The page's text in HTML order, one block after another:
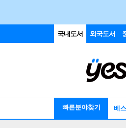
국내도서 외국도서
빠른분야찾기 베